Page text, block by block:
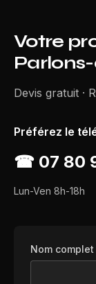
Votre
Devis gratuit ·
Préférez le
☎ 07 80
Lun-Ven 8h-18h
Nom